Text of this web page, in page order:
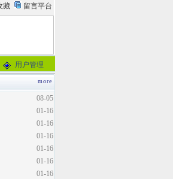
用户管理
more
08-05
01-16
01-16
01-16
01-16
01-16
01-16